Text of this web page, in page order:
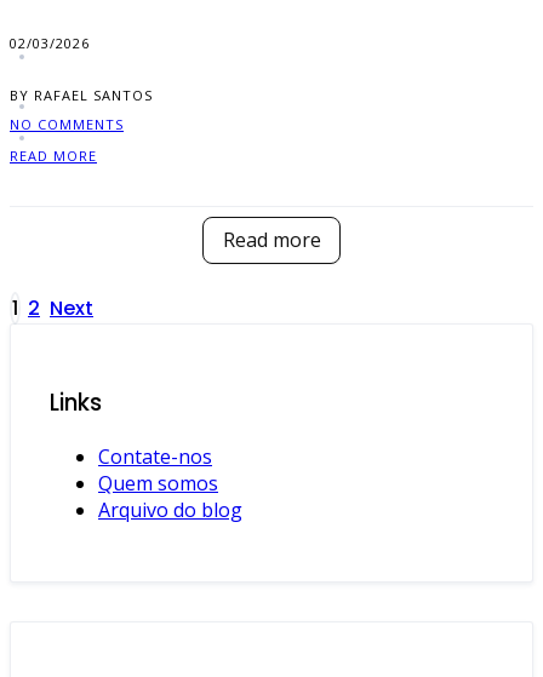
02/03/2026
BY RAFAEL SANTOS
NO COMMENTS
READ MORE
Read more
Posts
1 2 Next
Links
Contate-nos
Quem somos
Arquivo do blog